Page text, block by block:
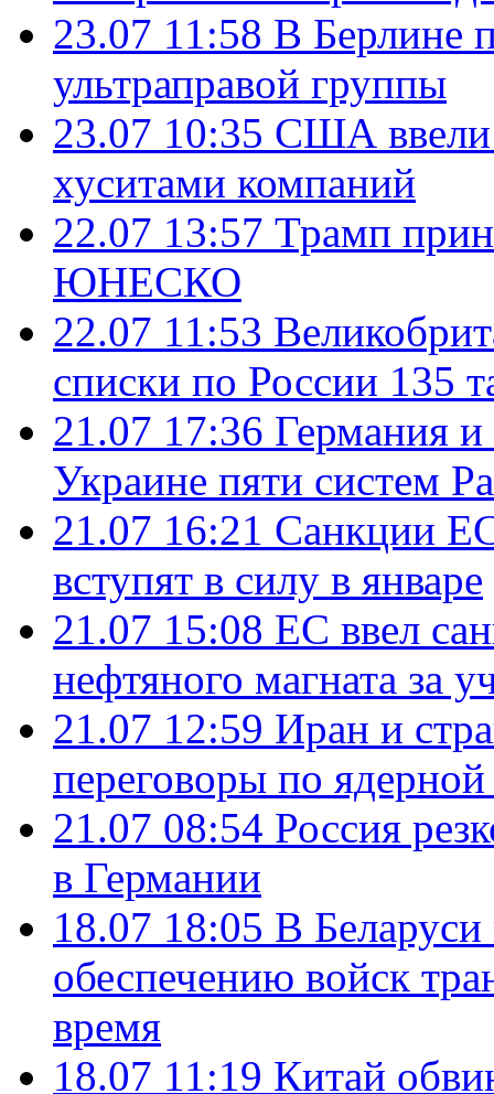
23.07 11:58 В Берлине
ультраправой группы
23.07 10:35 США ввели
хуситами компаний
22.07 13:57 Трамп
ЮНЕСКО
22.07 11:53
списки по России 135
21.07 17:36 Германия
Украине пяти систем
21.07 16:21 Санкции
вступят в силу в январе
21.07 15:08 ЕС ввел
нефтяного магната за
21.07 12:59 Иран и
переговоры по
21.07 08:54 Россия
в Германии
18.07 18:05 В
обеспечению войск
время
18.07 11:19 Китай